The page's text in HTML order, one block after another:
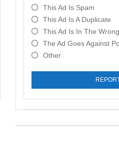
This Ad Is Spam
This Ad Is A Duplicate
This Ad Is In The
The Ad Goes Against
Other